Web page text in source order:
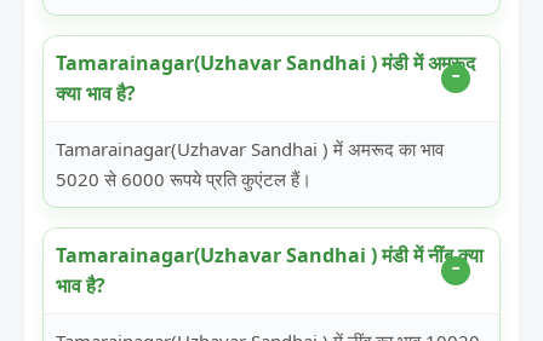
Tamarainagar(Uzhavar Sandhai ) मंडी में अमरूद
क्या भाव है?
Tamarainagar(Uzhavar Sandhai ) में अमरूद का भाव
5020 से 6000 रूपये प्रति कुएंटल हैं।
Tamarainagar(Uzhavar Sandhai ) मंडी में नींबू क्या
भाव है?